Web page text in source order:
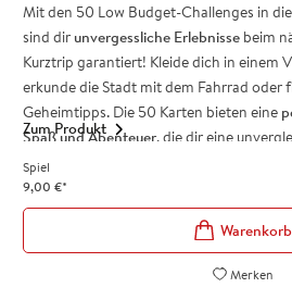
Mit den 50 Low Budget-Challenges in
sind dir unvergessliche Erlebnissebeim
Kurztrip garantiert! Kleide dich in einem
erkunde die Stadt mit dem Fahrrad oder
Geheimtipps. Die 50 Karten bieten eine
Spaß und Abenteuer, die dir eine
Zeit schenken werden. Durch das
passen sie in jede Tasche oder in den
ideale Begleiter bei deinem nächsten
unterwegs bist, zu zweit oder als Gruppe.
Das perfekte Geschenk für Reise-Fans
Kartenset mit 50 originellen
Zum Produkt
Spiel
9,00 €*
Merken